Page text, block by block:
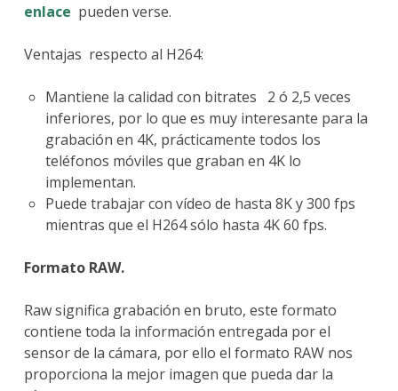
enlace pueden verse.
Ventajas respecto al H264:
Mantiene la calidad con bitrates 2 ó 2,5 veces
inferiores, por lo que es muy interesante para la
grabación en 4K, prácticamente todos los
teléfonos móviles que graban en 4K lo
implementan.
Puede trabajar con vídeo de hasta 8K y 300 fps
mientras que el H264 sólo hasta 4K 60 fps.
Formato RAW.
Raw significa grabación en bruto, este formato
contiene toda la información entregada por el
sensor de la cámara, por ello el formato RAW nos
proporciona la mejor imagen que pueda dar la